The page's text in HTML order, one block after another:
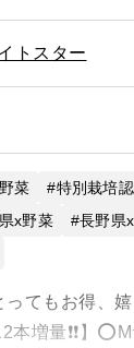
トスター
菜 特別栽培
x野菜
長野県
てもお得、嬉
増量❗️❗️】